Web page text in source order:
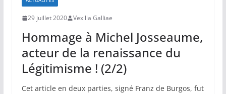
29 juillet 2020 Vexilla Galliae
Hommage à Michel Josseaume,
acteur de la renaissance du
Légitimisme ! (2/2)
Cet article en deux parties, signé Franz de Burgos, fut